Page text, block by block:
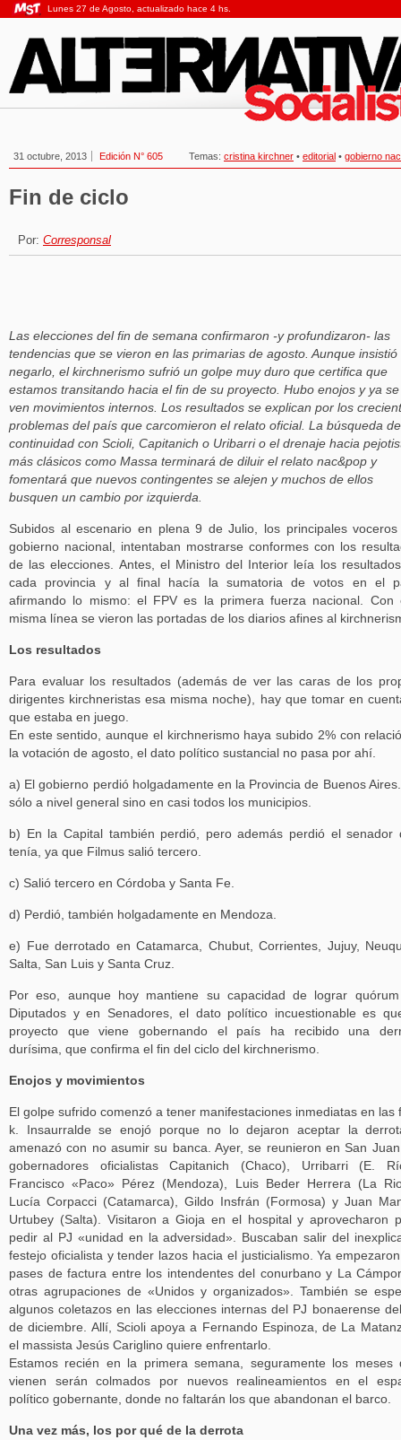
Lunes 27 de Agosto, actualizado hace 4 hs.
31 octubre, 2013 Edición N° 605 Temas: cristina kirchner • editorial • gobierno
Fin de ciclo
Por: Corresponsal
Las elecciones del fin de semana confirmaron -y profundizaron- las
tendencias que se vieron en las primarias de agosto. Aunque insistió
negarlo, el kirchnerismo sufrió un golpe muy duro que certifica que
estamos transitando hacia el fin de su proyecto. Hubo enojos y ya se
ven movimientos internos. Los resultados se explican por los
problemas del país que carcomieron el relato oficial. La búsqueda de
continuidad con Scioli, Capitanich o Uribarri o el drenaje hacia
más clásicos como Massa terminará de diluir el relato nac&pop y
fomentará que nuevos contingentes se alejen y muchos de ellos
busquen un cambio por izquierda.
Subidos al escenario en plena 9 de Julio, los principales
gobierno nacional, intentaban mostrarse conformes con los
de las elecciones. Antes, el Ministro del Interior leía los
cada provincia y al final hacía la sumatoria de votos en el
afirmando lo mismo: el FPV es la primera fuerza nacional. Con
misma línea se vieron las portadas de los diarios afines al
Los resultados
Para evaluar los resultados (además de ver las caras de los
dirigentes kirchneristas esa misma noche), hay que tomar en
que estaba en juego.
En este sentido, aunque el kirchnerismo haya subido 2% con
la votación de agosto, el dato político sustancial no pasa por ahí.
a) El gobierno perdió holgadamente en la Provincia de Buenos
sólo a nivel general sino en casi todos los municipios.
b) En la Capital también perdió, pero además perdió el senador
tenía, ya que Filmus salió tercero.
c) Salió tercero en Córdoba y Santa Fe.
d) Perdió, también holgadamente en Mendoza.
e) Fue derrotado en Catamarca, Chubut, Corrientes, Jujuy,
Salta, San Luis y Santa Cruz.
Por eso, aunque hoy mantiene su capacidad de lograr
Diputados y en Senadores, el dato político incuestionable es
proyecto que viene gobernando el país ha recibido una
durísima, que confirma el fin del ciclo del kirchnerismo.
Enojos y movimientos
El golpe sufrido comenzó a tener manifestaciones inmediatas en las
k. Insaurralde se enojó porque no lo dejaron aceptar la
amenazó con no asumir su banca. Ayer, se reunieron en San
gobernadores oficialistas Capitanich (Chaco), Urribarri (E.
Francisco «Paco» Pérez (Mendoza), Luis Beder Herrera (La
Lucía Corpacci (Catamarca), Gildo Insfrán (Formosa) y Juan
Urtubey (Salta). Visitaron a Gioja en el hospital y aprovecharon
pedir al PJ «unidad en la adversidad». Buscaban salir del
festejo oficialista y tender lazos hacia el justicialismo. Ya
pases de factura entre los intendentes del conurbano y La
otras agrupaciones de «Unidos y organizados». También se
algunos coletazos en las elecciones internas del PJ bonaerense
de diciembre. Allí, Scioli apoya a Fernando Espinoza, de La
el massista Jesús Cariglino quiere enfrentarlo.
Estamos recién en la primera semana, seguramente los meses
vienen serán colmados por nuevos realineamientos en el
político gobernante, donde no faltarán los que abandonan el barco.
Una vez más, los por qué de la derrota